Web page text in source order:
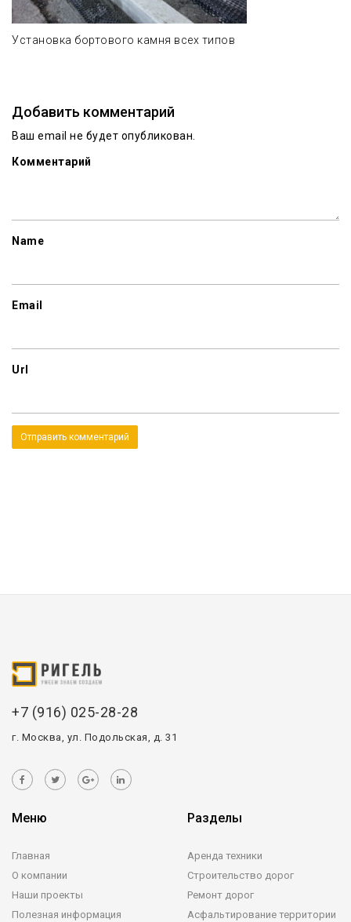
Установка бортового камня всех типов
Добавить комментарий
Ваш email не будет опубликован.
Комментарий
Name
Email
Url
+7 (916) 025-28-28
г. Москва, ул. Подольская, д. 31
Меню
Главная
О компании
Наши проекты
Полезная информация
Разделы
Аренда техники
Строительство дорог
Ремонт дорог
Асфальтирование территории